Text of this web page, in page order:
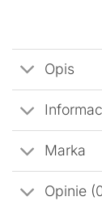
Opis
Marka
Opinie